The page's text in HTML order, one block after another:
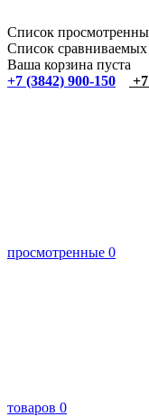
Список
Список сравниваемых
Ваша корзина пуста
+7 (3842) 900-150
просмотренные 0
товаров 0